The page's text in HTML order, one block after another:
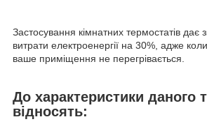
Застосування кімнатних термостатів дає
витрати електроенергії на 30%, адже
ваше приміщення не перегрівається.
До характеристики даного
відносять: